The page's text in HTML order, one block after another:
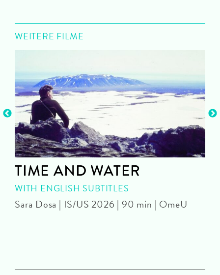
WEITERE FILME
TIME AND WATER
WITH ENGLISH SUBTITLES
Sara Dosa | IS/US 2026 | 90 min | OmeU